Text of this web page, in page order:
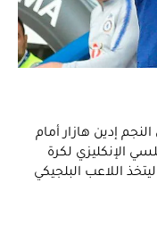
إدين هازار أمام
الإنكليزي لكرة
اللاعب البلجيكي